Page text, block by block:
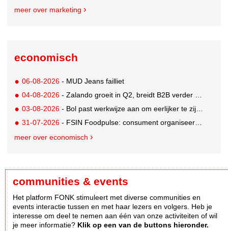
meer over marketing
economisch
06-08-2026 - MUD Jeans failliet
04-08-2026 - Zalando groeit in Q2, breidt B2B verder uit en innoveert met AI
03-08-2026 - Bol past werkwijze aan om eerlijker te zijn naar verkopers en consumenten
31-07-2026 - FSIN Foodpulse: consument organiseert eet- en koopgedrag bewuster
meer over economisch
communities & events
Het platform FONK stimuleert met diverse communities en
events interactie tussen en met haar lezers en volgers. Heb je
interesse om deel te nemen aan één van onze activiteiten of wil
je meer informatie? Klik op een van de buttons hieronder.